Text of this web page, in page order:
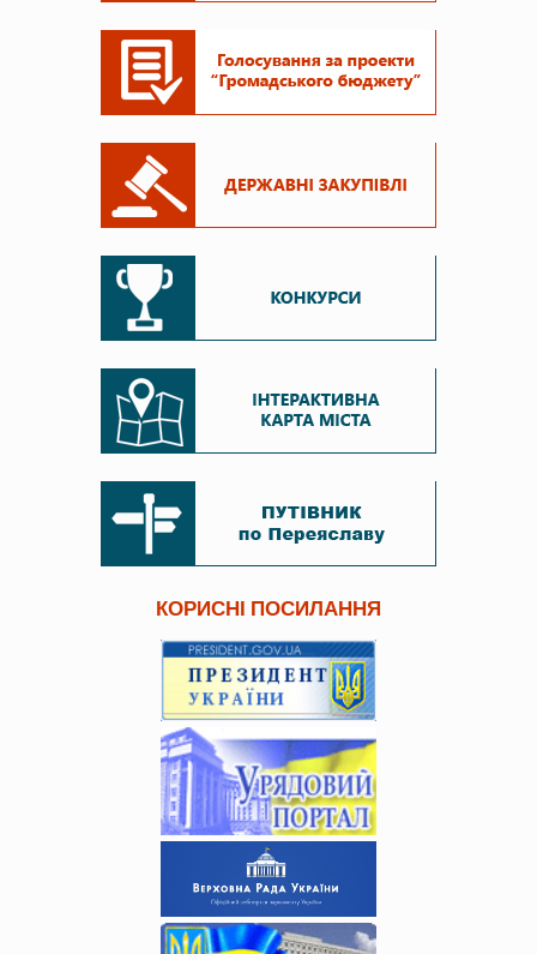
КОРИСНІ ПОСИЛАННЯ